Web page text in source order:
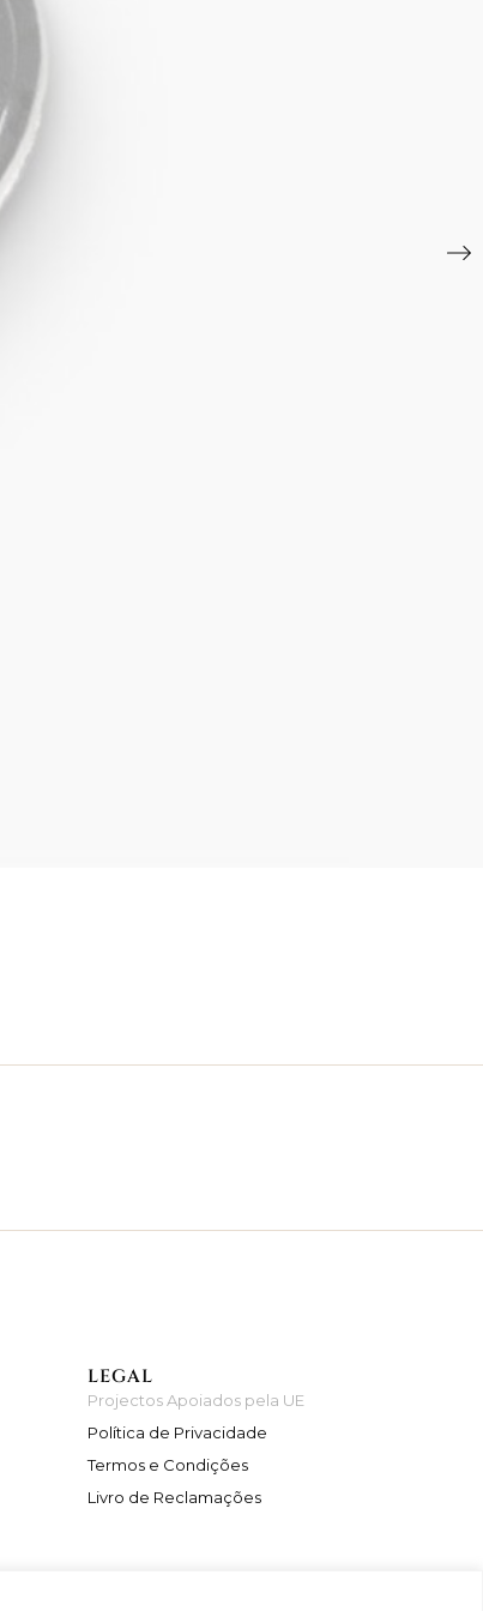
LEGAL
Projectos Apoiados pela UE
Política de Privacidade
Termos e Condições
Livro de Reclamações